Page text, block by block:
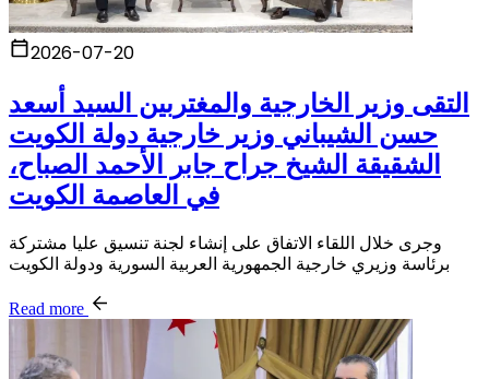
2026-07-20
التقى وزير الخارجية والمغتربين السيد أسعد
حسن الشيباني وزير خارجية دولة الكويت
الشقيقة الشيخ جراح جابر الأحمد الصباح،
في العاصمة الكويت
وجرى خلال اللقاء الاتفاق على إنشاء لجنة تنسيق عليا مشتركة
برئاسة وزيري خارجية الجمهورية العربية السورية ودولة الكويت
Read more